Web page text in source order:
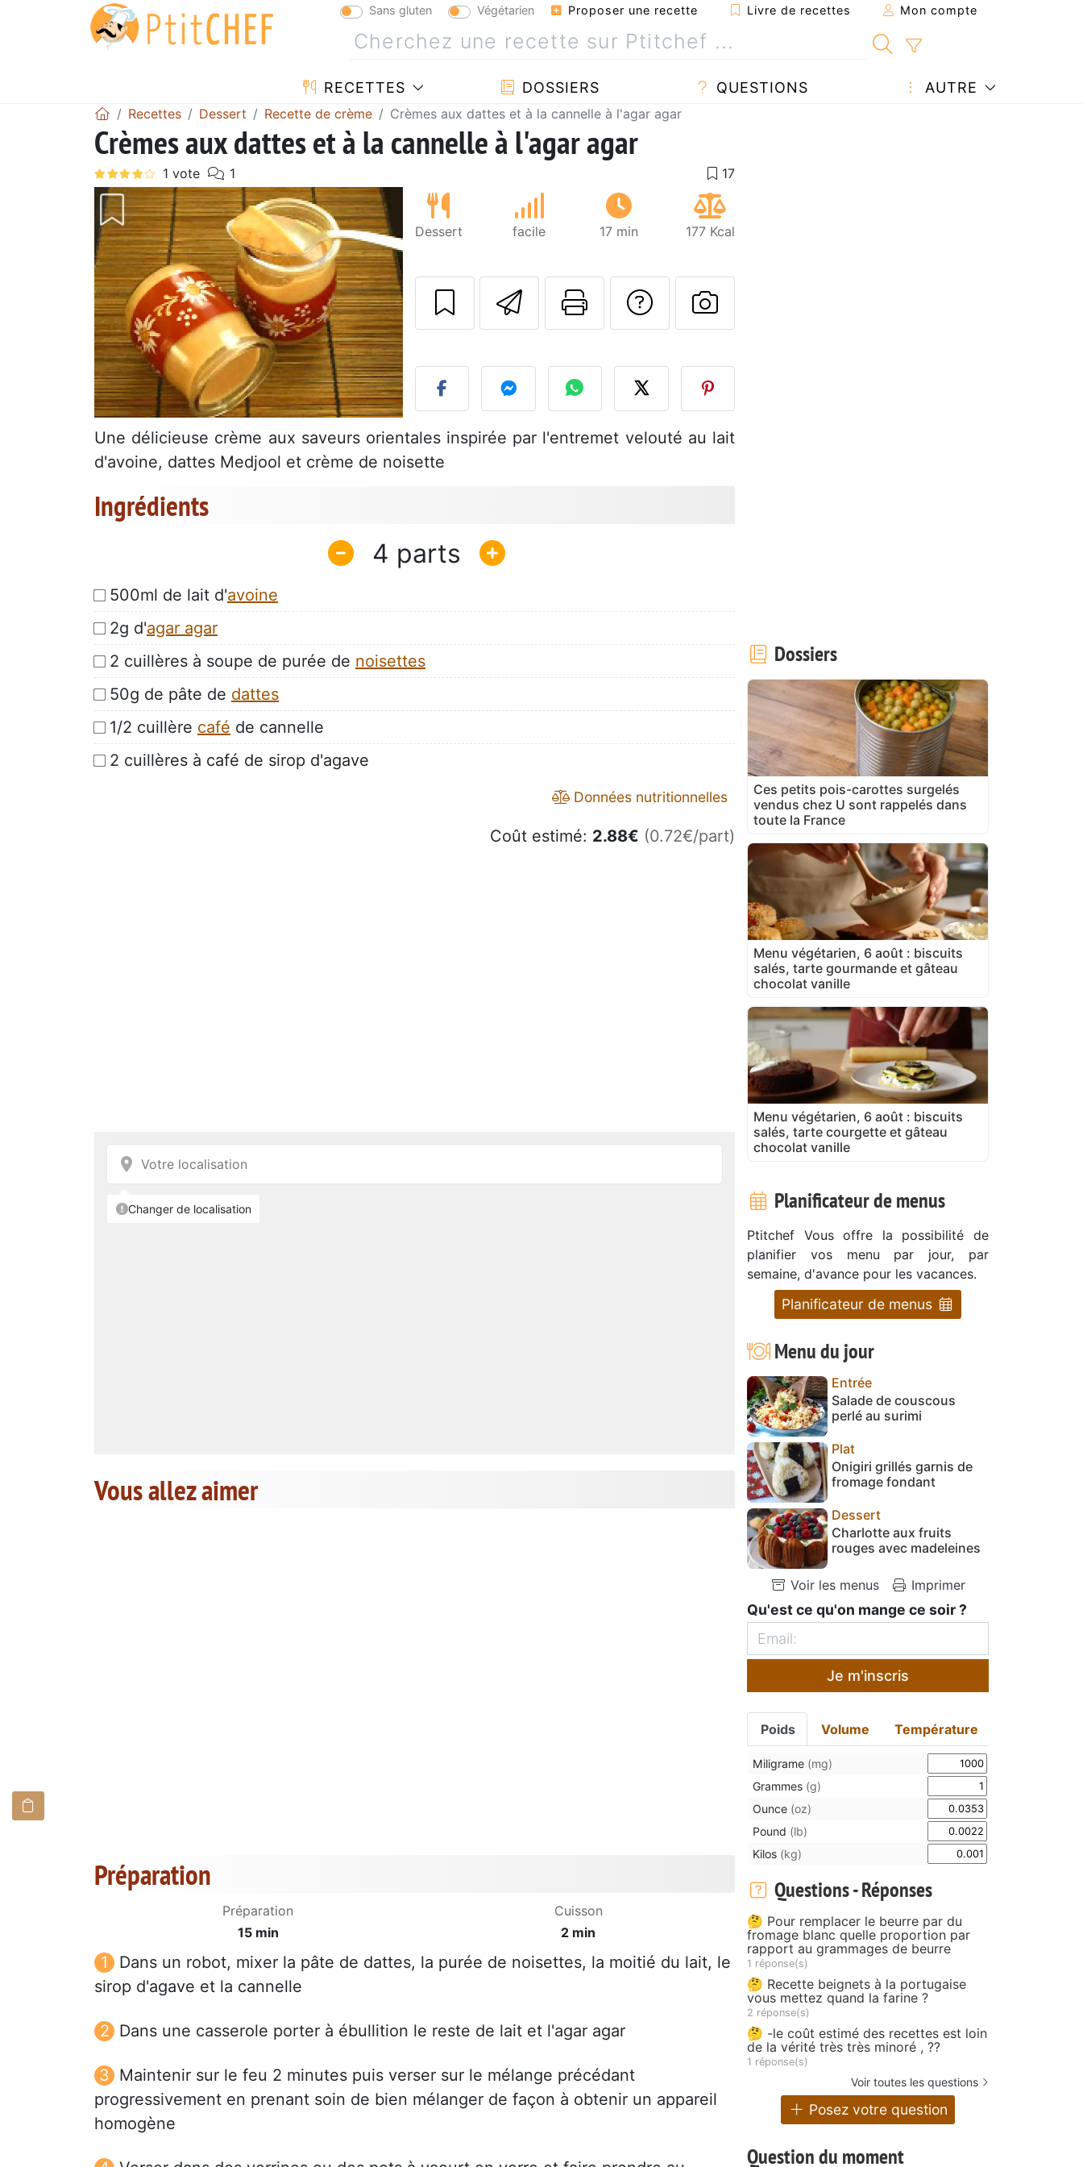
Sans gluten Végétarien Proposer une recette Livre de recettes Mon compte
RECETTES DOSSIERS QUESTIONS AUTRE
Recettes Dessert Recette de crème Crèmes aux dattes et à la cannelle à l'agar agar
Crèmes aux dattes et à la cannelle à l'agar agar
Dessert facile 17 min 177 Kcal
Envoyer cette recette à un ami
Imprimer cette page
Poser une question à l'auteur
Publier votre photo de cette
Une délicieuse crème aux saveurs orientales inspirée par l'entremet velouté au lait
d'avoine, dattes Medjool et crème de noisette
Ingrédients
4
500ml de lait d'avoine
2g d'agar agar
2 cuillères à soupe de purée de noisettes
50g de pâte de dattes
1/2 cuillère café de cannelle
2 cuillères à café de sirop d'agave
Données nutritionnelles
Coût estimé: 2.88€ (0.72€/part)
Vous allez aimer
Préparation
Préparation
15 min
Cuisson
2 min
Dans un robot, mixer la pâte de dattes, la purée de noisettes, la moitié du lait, le
sirop d'agave et la cannelle
Dans une casserole porter à ébullition le reste de lait et l'agar agar
Maintenir sur le feu 2 minutes puis verser sur le mélange précédant
progressivement en prenant soin de bien mélanger de façon à obtenir un appareil
homogène
Dossiers
Ces petits pois-carottes surgelés
vendus chez U sont rappelés dans
toute la France
Menu végétarien, 6 août : biscuits
salés, tarte gourmande et gâteau
chocolat vanille
Menu végétarien, 6 août : biscuits
salés, tarte courgette et gâteau
chocolat vanille
Planificateur de menus
Ptitchef Vous offre la possibilité de
planifier vos menu par jour, par
semaine, d'avance pour les vacances.
Planificateur de menus
Menu du jour
Entrée
Salade de couscous
perlé au surimi
Plat
Onigiri grillés garnis de
fromage fondant
Dessert
Charlotte aux fruits
rouges avec madeleines
Voir les menus Imprimer
Qu'est ce qu'on mange ce soir ?
Je m'inscris
Poids Volume Température
Miligrame (mg)
Grammes (g)
Ounce (oz)
Pound (lb)
Kilos (kg)
Questions - Réponses
🤔 Pour remplacer le beurre par du
fromage blanc quelle proportion par
rapport au grammages de beurre
1 réponse(s)
🤔 Recette beignets à la portugaise
vous mettez quand la farine ?
2 réponse(s)
🤔 -le coût estimé des recettes est loin
de la vérité très très minoré , ??
1 réponse(s)
Voir toutes les questions
Posez votre question
Question du moment